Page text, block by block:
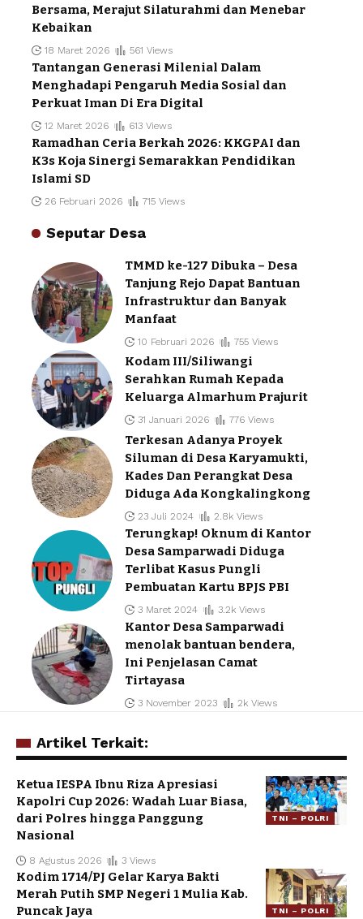
Bersama, Merajut Silaturahmi dan Menebar
Kebaikan
18 Maret 2026 561 Views
Tantangan Generasi Milenial Dalam
Menghadapi Pengaruh Media Sosial dan
Perkuat Iman Di Era Digital
12 Maret 2026 613 Views
Ramadhan Ceria Berkah 2026: KKGPAI dan
K3s Koja Sinergi Semarakkan Pendidikan
Islami SD
26 Februari 2026 715 Views
Seputar Desa
TMMD ke-127 Dibuka – Desa
Tanjung Rejo Dapat Bantuan
Infrastruktur dan Banyak
Manfaat
10 Februari 2026 755 Views
Kodam III/Siliwangi
Serahkan Rumah Kepada
Keluarga Almarhum Prajurit
31 Januari 2026 776 Views
Terkesan Adanya Proyek
Siluman di Desa Karyamukti,
Kades Dan Perangkat Desa
Diduga Ada Kongkalingkong
23 Juli 2024 2.8k Views
Terungkap! Oknum di Kantor
Desa Samparwadi Diduga
Terlibat Kasus Pungli
Pembuatan Kartu BPJS PBI
3 Maret 2024 3.2k Views
Kantor Desa Samparwadi
menolak bantuan bendera,
Ini Penjelasan Camat
Tirtayasa
3 November 2023 2k Views
Artikel Terkait:
TNI – POLRI
Ketua IESPA Ibnu Riza Apresiasi
Kapolri Cup 2026: Wadah Luar Biasa,
dari Polres hingga Panggung
Nasional
8 Agustus 2026 3 Views
TNI – POLRI
Kodim 1714/PJ Gelar Karya Bakti
Merah Putih SMP Negeri 1 Mulia Kab.
Puncak Jaya